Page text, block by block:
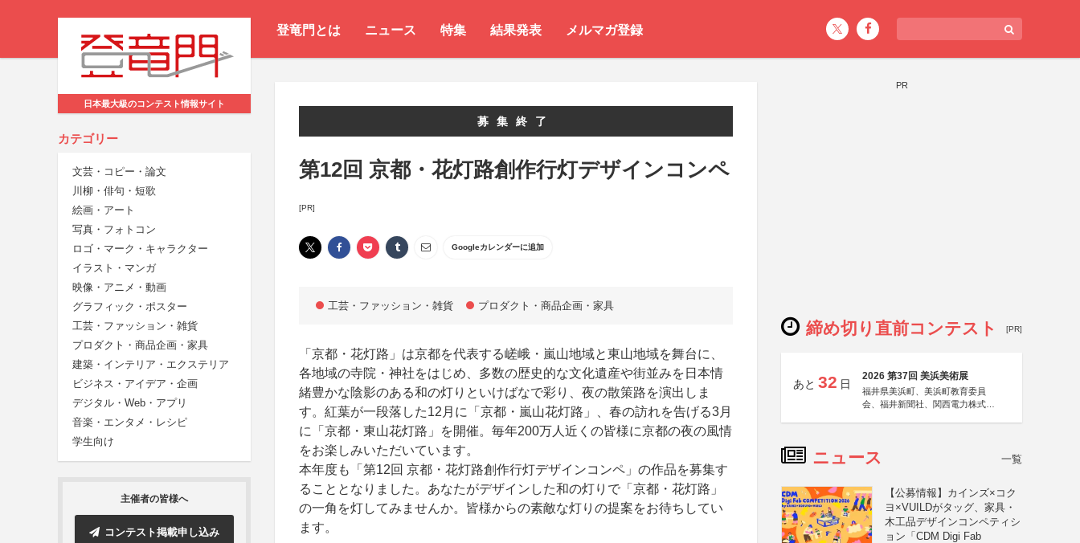
登竜門とは ニュース 特集 結果発表 メルマガ登録
日本最大級のコンテスト情報サイト
カテゴリー
文芸・コピー・論文
川柳・俳句・短歌
絵画・アート
写真・フォトコン
ロゴ・マーク・キャラクター
イラスト・マンガ
映像・アニメ・動画
グラフィック・ポスター
工芸・ファッション・雑貨
プロダクト・商品企画・家具
建築・インテリア・エクステリア
ビジネス・アイデア・企画
デジタル・Web・アプリ
音楽・エンタメ・レシピ
学生向け
主催者の皆様へ
コンテスト掲載申し込み
募集終了
第12回 京都・花灯路創作行灯デザインコンペ
[PR]
Googleカレンダーに追加
工芸・ファッション・雑貨 プロダクト・商品企画・家具
「京都・花灯路」は京都を代表する嵯峨・嵐山地域と東山地域を舞台に、
各地域の寺院・神社をはじめ、多数の歴史的な文化遺産や街並みを日本情
緒豊かな陰影のある和の灯りといけばなで彩り、夜の散策路を演出しま
す。紅葉が一段落した12月に「京都・嵐山花灯路」、春の訪れを告げる3月
に「京都・東山花灯路」を開催。毎年200万人近くの皆様に京都の夜の風情
をお楽しみいただいています。
本年度も「第12回 京都・花灯路創作行灯デザインコンペ」の作品を募集す
ることとなりました。あなたがデザインした和の灯りで「京都・花灯路」
の一角を灯してみませんか。皆様からの素敵な灯りの提案をお待ちしてい
ます。
PR
締め切り直前コンテスト [PR]
あと 32 日
2026 第37回 美浜美術展
福井県美浜町、美浜町教育委員
会、福井新聞社、関西電力株式会
ニュース 一覧
【公募情報】カインズ×コク
ヨ×VUILDがタッグ、家具・
木工品デザインコンペティシ
ョン「CDM Digi Fab